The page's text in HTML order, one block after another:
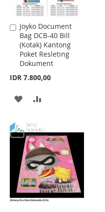
Joyko Document
Bag DCB-40 Bill
(Kotak) Kantong
Poket Resleting
Dokument
IDR 7.800,00
Add
to
Cart
ADD
WISH
LIST
COMPARE